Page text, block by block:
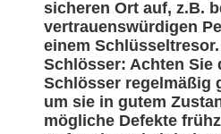
sicheren Ort auf, z.B.
vertrauenswürdigen
einem
Schlösser: Achten Sie
Schlösser regelmäßig
um sie in gutem
mögliche Defekte